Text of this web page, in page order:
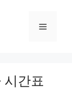
Menu
간표